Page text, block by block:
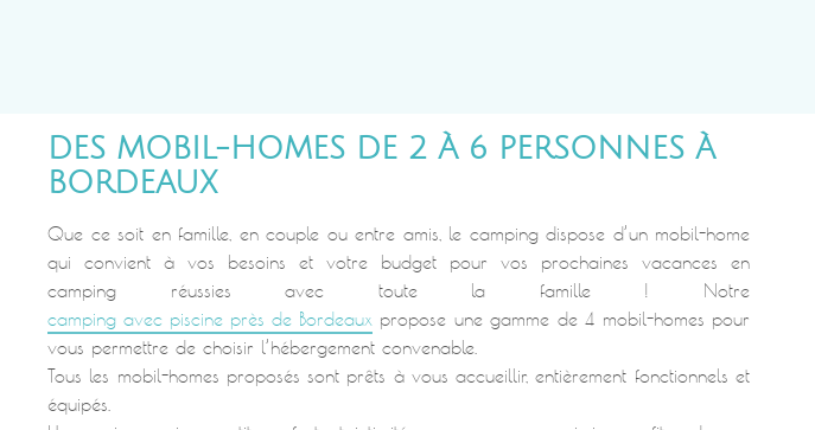
DES MOBIL-HOMES DE 2 À 6 PERSONNES À
BORDEAUX
Que ce soit en famille, en couple ou entre amis, le camping dispose d’un mobil-home
qui convient à vos besoins et votre budget pour vos prochaines vacances en
camping réussies avec toute la famille ! Notre
camping avec piscine près de Bordeaux propose une gamme de 4 mobil-homes pour
vous permettre de choisir l’hébergement convenable.
Tous les mobil-homes proposés sont prêts à vous accueillir, entièrement fonctionnels et
équipés.